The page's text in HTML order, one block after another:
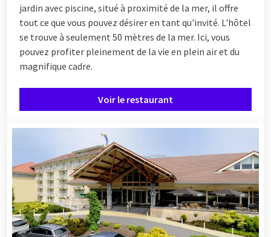
jardin avec piscine, situé à proximité de la mer, il offre
tout ce que vous pouvez désirer en tant qu'invité. L'hôtel
se trouve à seulement 50 mètres de la mer. Ici, vous
pouvez profiter pleinement de la vie en plein air et du
magnifique cadre.
Voir le restaurant